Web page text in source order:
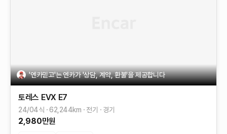
'엔카믿고'는 엔카가 '상담, 계약, 환불'을 제공합니다
토레스 EVX E7
24/04식 62,244km 전기 경기
2,980만원